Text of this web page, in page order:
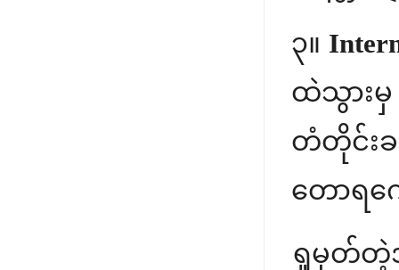
၃။
ထဲသွား
တံတိုင်း
တောရကျ
ရှုမှတ်တဲ့